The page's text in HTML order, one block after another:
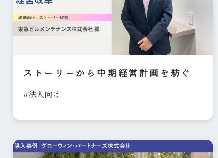
ストーリーから中期経営計画を紡ぐ
#法人向け